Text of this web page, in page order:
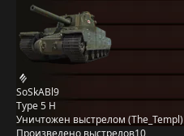
SoSkABl9
Type 5 H
Уничтожен выстрелом (The_Templ)
Произведено выстрелов10